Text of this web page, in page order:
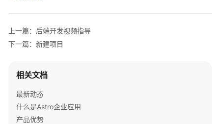
计
费
明
快
速
入
上一篇：后端开发视频指导
下一篇：新建项目
相关文档
最新动态
什么是Astro企业应用
产品优势